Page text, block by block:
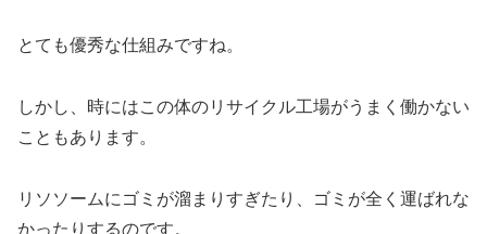
とても優秀な仕組みですね。
しかし、時にはこの体のリサイクル工場がうまく働かない
こともあります。
リソソームにゴミが溜まりすぎたり、ゴミが全く運ばれな
かったりするのです。